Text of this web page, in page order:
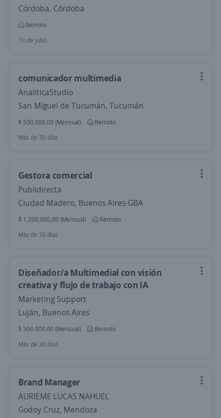
Córdoba, Córdoba
Remoto
10 de julio
comunicador multimedia
AnaliticaStudio
San Miguel de Tucumán, Tucumán
$ 500.000,00 (Mensual)
Remoto
Más de 30 días
Gestora comercial
Publidirecta
Ciudad Madero, Buenos Aires-GBA
$ 1.200.000,00 (Mensual)
Remoto
Más de 30 días
Diseñador/a Multimedial con visión
creativa y flujo de trabajo con IA
Marketing Support
Luján, Buenos Aires
$ 500.000,00 (Mensual)
Remoto
Más de 30 días
Brand Manager
AURIEME LUCAS NAHUEL
Godoy Cruz, Mendoza